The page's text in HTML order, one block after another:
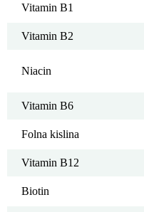
Vitamin B1
Vitamin B2
Niacin
Vitamin B6
Folna kislina
Vitamin B12
Biotin